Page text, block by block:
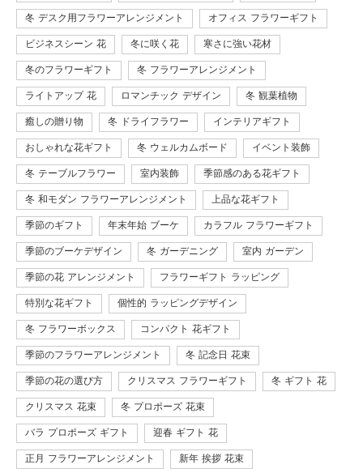
冬 デスク用フラワーアレンジメント オフィス フラワーギフト
ビジネスシーン 花 冬に咲く花 寒さに強い花材
冬のフラワーギフト 冬 フラワーアレンジメント
ライトアップ 花 ロマンチック デザイン 冬 観葉植物
癒しの贈り物 冬 ドライフラワー インテリアギフト
おしゃれな花ギフト 冬 ウェルカムボード イベント装飾
冬 テーブルフラワー 室内装飾 季節感のある花ギフト
冬 和モダン フラワーアレンジメント 上品な花ギフト
季節のギフト 年末年始 ブーケ カラフル フラワーギフト
季節のブーケデザイン 冬 ガーデニング 室内 ガーデン
季節の花 アレンジメント フラワーギフト ラッピング
特別な花ギフト 個性的 ラッピングデザイン
冬 フラワーボックス コンパクト 花ギフト
季節のフラワーアレンジメント 冬 記念日 花束
季節の花の選び方 クリスマス フラワーギフト 冬 ギフト 花
クリスマス 花束 冬 プロポーズ 花束
バラ プロポーズ ギフト 迎春 ギフト 花
正月 フラワーアレンジメント 新年 挨拶 花束